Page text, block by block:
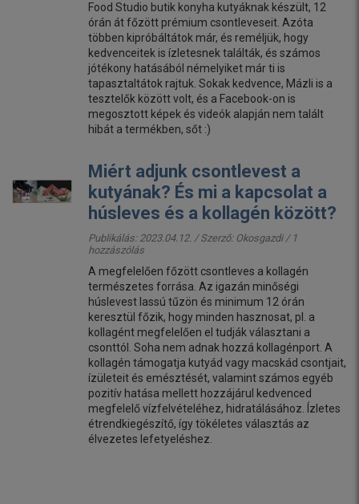
Food Studio butik konyha kutyáknak készült, 12
órán át főzött prémium csontleveseit. Azóta
többen kipróbáltátok már, és reméljük, hogy
kedvenceitek is ízletesnek találták, és számos
jótékony hatásából némelyiket már ti is
tapasztaltátok rajtuk. Sokak kedvence, Mázli is a
tesztelők között volt, és a Facebook-on is
megosztott képek és videók alapján nem talált
hibát a termékben, sőt :)
Miért adjunk csontlevest a
kutyának? És mi a kapcsolat a
húsleves és a kollagén között?
Publikálás: 2023.04.12. / Szerző: Okosgazdi / 1
hozzászólás
A megfelelően főzött csontleves a kollagén
természetes forrása. Az igazán minőségi
húslevest lassú tűzön és minimum 12 órán
keresztül főzik, hogy minden hasznosat, pl. a
kollagént megfelelően el tudják választani a
csonttól. Soha nem adnak hozzá kollagénport. A
kollagén támogatja kutyád vagy macskád csontjait,
ízületeit és emésztését, valamint számos egyéb
pozitív hatása mellett hozzájárul kedvenced
megfelelő vízfelvételéhez, hidratálásához. Ízletes
étrendkiegészítő, így tökéletes választás az
élvezetes lefetyeléshez.